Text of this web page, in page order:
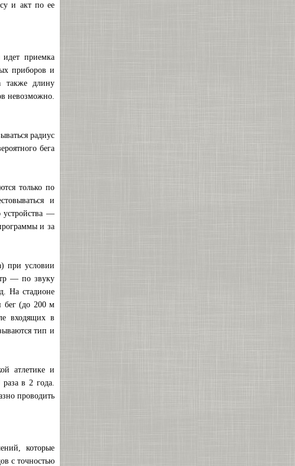
и акт по ее
идет приемка
приборов и
также длину
невозможно.
радиус
бега
только по
и
устройства —
и за
при условии
— по звуку
На стадионе
бег (до 200 м
входящих в
тип и
атлетике и
в 2 года.
проводить
которые
с точностью